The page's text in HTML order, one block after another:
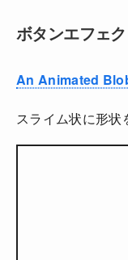
ボタンエフェ
An Animated
スライム状に形状